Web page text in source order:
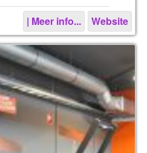
Website
| Meer info...